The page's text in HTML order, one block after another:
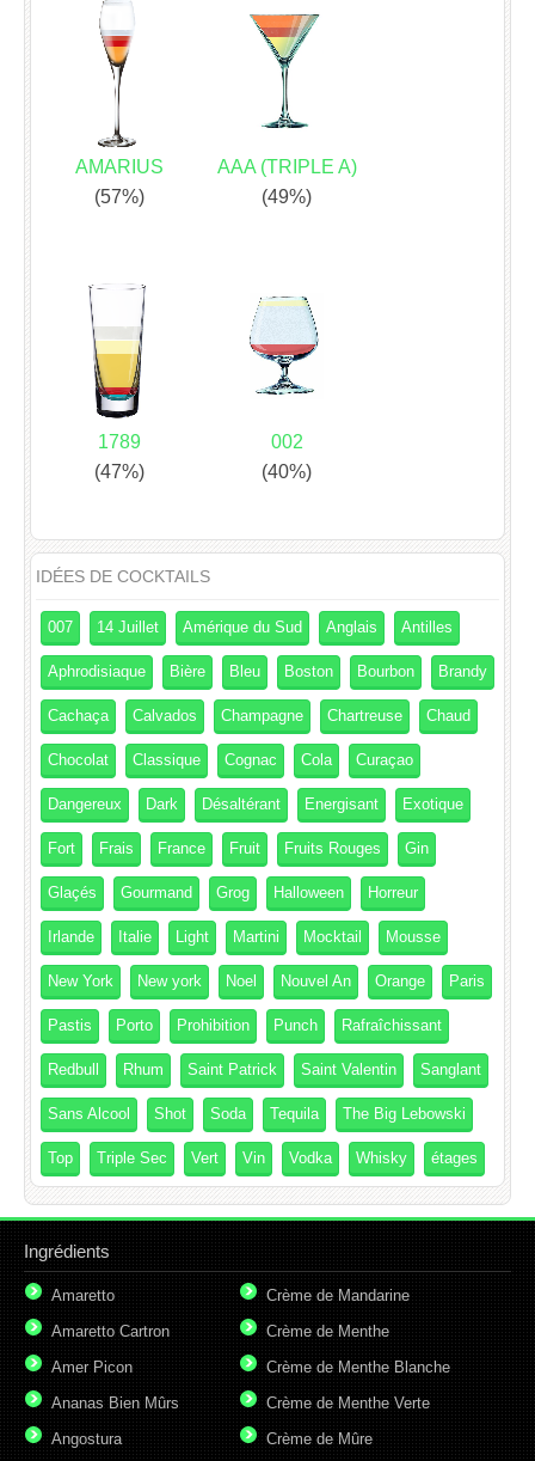
AMARIUS
(57%)
AAA (TRIPLE A)
(49%)
1789
(47%)
002
(40%)
IDÉES DE COCKTAILS
007 14 Juillet Amérique du Sud Anglais Antilles
Aphrodisiaque Bière Bleu Boston Bourbon Brandy
Cachaça Calvados Champagne Chartreuse Chaud
Chocolat Classique Cognac Cola Curaçao
Dangereux Dark Désaltérant Energisant Exotique
Fort Frais France Fruit Fruits Rouges Gin
Glaçés Gourmand Grog Halloween Horreur
Irlande Italie Light Martini Mocktail Mousse
New York New york Noel Nouvel An Orange Paris
Pastis Porto Prohibition Punch Rafraîchissant
Redbull Rhum Saint Patrick Saint Valentin Sanglant
Sans Alcool Shot Soda Tequila The Big Lebowski
Top Triple Sec Vert Vin Vodka Whisky étages
Ingrédients
Amaretto
Amaretto Cartron
Amer Picon
Ananas Bien Mûrs
Angostura
Crème de Mandarine
Crème de Menthe
Crème de Menthe Blanche
Crème de Menthe Verte
Crème de Mûre